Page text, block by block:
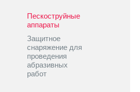
Пескоструйные
аппараты
Защитное
снаряжение для
проведения
абразивных
работ